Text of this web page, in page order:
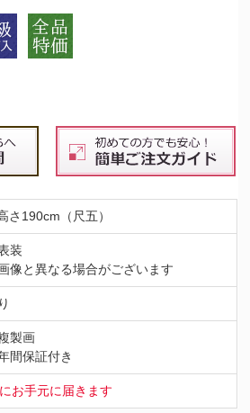
さ190cm（尺五）
装
像と異なる場合がございます
製画
間保証付き
お手元に届きます